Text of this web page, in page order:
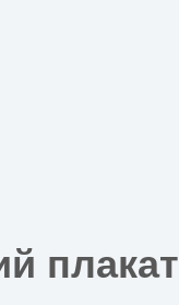
плакат